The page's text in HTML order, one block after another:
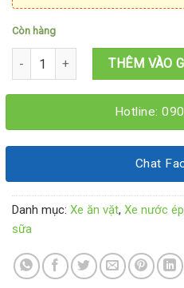
Còn hàng
Xe trà sữa đẹp 2Mx60x1M95 số
THÊM VÀO
Hotline:
Chat
Danh mục: Xe ăn vặt, Xe nước ép
sữa